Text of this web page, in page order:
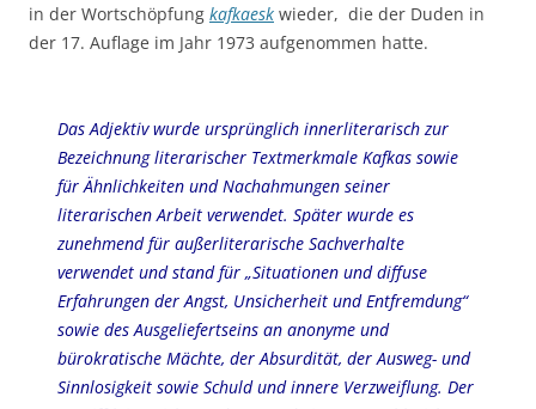
in der Wortschöpfung kafkaesk wieder, die der Duden in
der 17. Auflage im Jahr 1973 aufgenommen hatte.
Das Adjektiv wurde ursprünglich innerliterarisch zur
Bezeichnung literarischer Textmerkmale Kafkas sowie
für Ähnlichkeiten und Nachahmungen seiner
literarischen Arbeit verwendet. Später wurde es
zunehmend für außerliterarische Sachverhalte
verwendet und stand für „Situationen und diffuse
Erfahrungen der Angst, Unsicherheit und Entfremdung“
sowie des Ausgeliefertseins an anonyme und
bürokratische Mächte, der Absurdität, der Ausweg- und
Sinnlosigkeit sowie Schuld und innere Verzweiflung. Der